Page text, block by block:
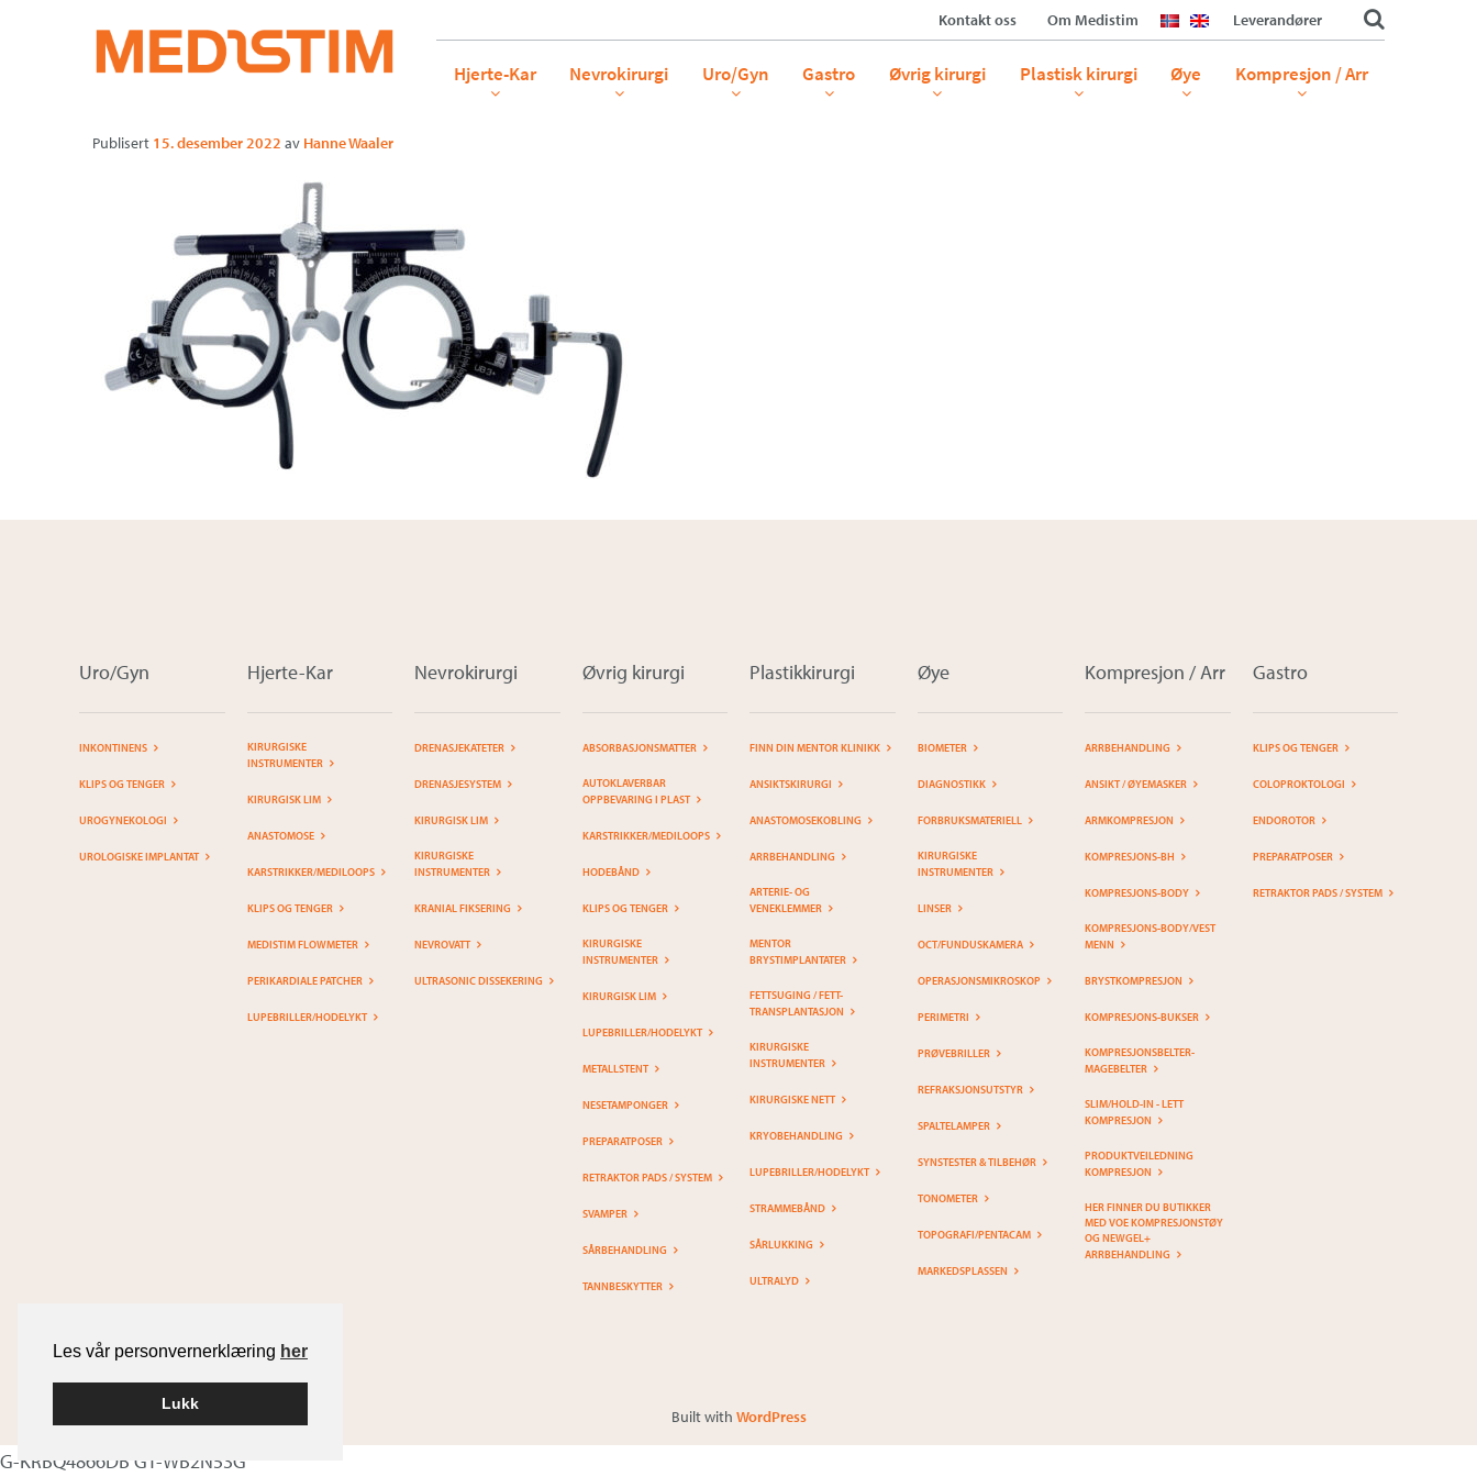
Les vår personvernerklæring her
Lukk
Medistim.no Kontakt oss Om Medistim Leverandører
Hjerte-Kar Nevrokirurgi Uro/Gyn Gastro Øvrig kirurgi Plastisk kirurgi Øye Kompresjon / Arr
UB3+
Publisert 15. desember 2022 av Hanne Waaler
Uro/Gyn
INKONTINENS
KLIPS OG TENGER
UROGYNEKOLOGI
UROLOGISKE IMPLANTAT
Hjerte-Kar
KIRURGISKE
INSTRUMENTER
KIRURGISK LIM
ANASTOMOSE
KARSTRIKKER/MEDILOOPS
KLIPS OG TENGER
MEDISTIM FLOWMETER
PERIKARDIALE PATCHER
LUPEBRILLER/HODELYKT
Nevrokirurgi
DRENASJEKATETER
DRENASJESYSTEM
KIRURGISK LIM
KIRURGISKE
INSTRUMENTER
KRANIAL FIKSERING
NEVROVATT
ULTRASONIC DISSEKERING
Øvrig kirurgi
ABSORBASJONSMATTER
AUTOKLAVERBAR
OPPBEVARING I PLAST
KARSTRIKKER/MEDILOOPS
HODEBÅND
KLIPS OG TENGER
KIRURGISKE
INSTRUMENTER
KIRURGISK LIM
LUPEBRILLER/HODELYKT
METALLSTENT
NESETAMPONGER
PREPARATPOSER
RETRAKTOR PADS / SYSTEM
SVAMPER
SÅRBEHANDLING
TANNBESKYTTER
Plastikkirurgi
FINN DIN MENTOR KLINIKK
ANSIKTSKIRURGI
ANASTOMOSEKOBLING
ARRBEHANDLING
ARTERIE- OG
VENEKLEMMER
MENTOR
BRYSTIMPLANTATER
FETTSUGING / FETT-
TRANSPLANTASJON
KIRURGISKE
INSTRUMENTER
KIRURGISKE NETT
KRYOBEHANDLING
LUPEBRILLER/HODELYKT
STRAMMEBÅND
SÅRLUKKING
ULTRALYD
Øye
BIOMETER
DIAGNOSTIKK
FORBRUKSMATERIELL
KIRURGISKE
INSTRUMENTER
LINSER
OCT/FUNDUSKAMERA
OPERASJONSMIKROSKOP
PERIMETRI
PRØVEBRILLER
REFRAKSJONSUTSTYR
SPALTELAMPER
SYNSTESTER & TILBEHØR
TONOMETER
TOPOGRAFI/PENTACAM
MARKEDSPLASSEN
Kompresjon / Arr
ARRBEHANDLING
ANSIKT / ØYEMASKER
ARMKOMPRESJON
KOMPRESJONS-BH
KOMPRESJONS-BODY
KOMPRESJONS-BODY/VEST
MENN
BRYSTKOMPRESJON
KOMPRESJONS-BUKSER
KOMPRESJONSBELTER-
MAGEBELTER
SLIM/HOLD-IN - LETT
KOMPRESJON
PRODUKTVEILEDNING
KOMPRESJON
HER FINNER DU BUTIKKER
MED VOE KOMPRESJONSTØY
OG NEWGEL+
ARRBEHANDLING
Gastro
KLIPS OG TENGER
COLOPROKTOLOGI
ENDOROTOR
PREPARATPOSER
RETRAKTOR PADS / SYSTEM
Built with WordPress
G-KRBQ4866DB GT-WB2N53G